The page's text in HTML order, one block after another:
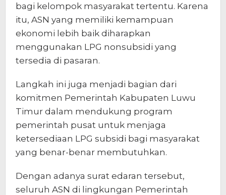
bagi kelompok masyarakat tertentu. Karena
itu, ASN yang memiliki kemampuan
ekonomi lebih baik diharapkan
menggunakan LPG nonsubsidi yang
tersedia di pasaran.
Langkah ini juga menjadi bagian dari
komitmen Pemerintah Kabupaten Luwu
Timur dalam mendukung program
pemerintah pusat untuk menjaga
ketersediaan LPG subsidi bagi masyarakat
yang benar-benar membutuhkan.
Dengan adanya surat edaran tersebut,
seluruh ASN di lingkungan Pemerintah